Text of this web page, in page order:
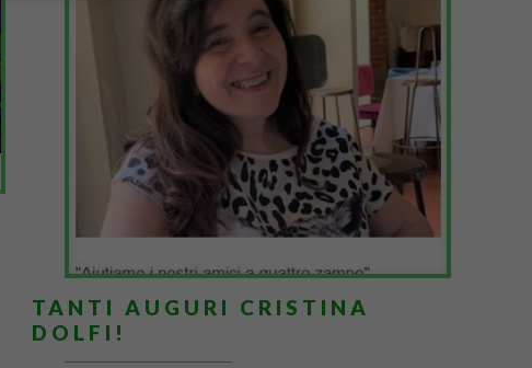
TANTI AUGURI CRISTINA
DOLFI!